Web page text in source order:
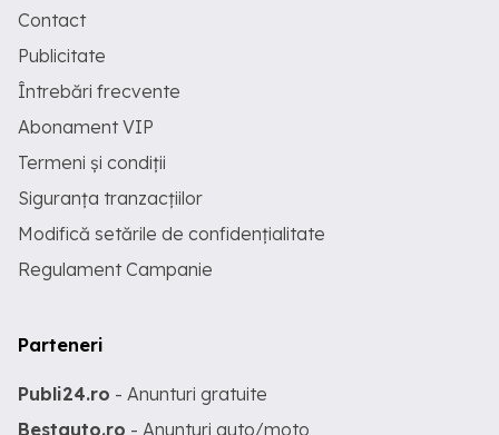
Contact
Publicitate
Întrebări frecvente
Abonament VIP
Termeni și condiții
Siguranța tranzacțiilor
Modifică setările de confidențialitate
Regulament Campanie
Parteneri
Publi24.ro - Anunturi gratuite
Bestauto.ro - Anunturi auto/moto